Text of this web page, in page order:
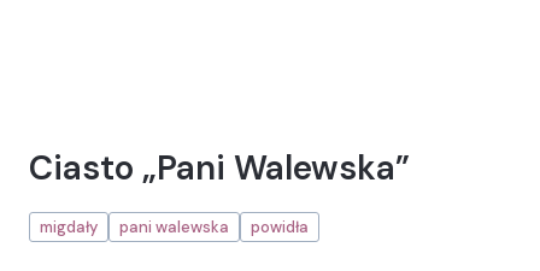
Ciasto „Pani Walewska”
migdały pani walewska powidła